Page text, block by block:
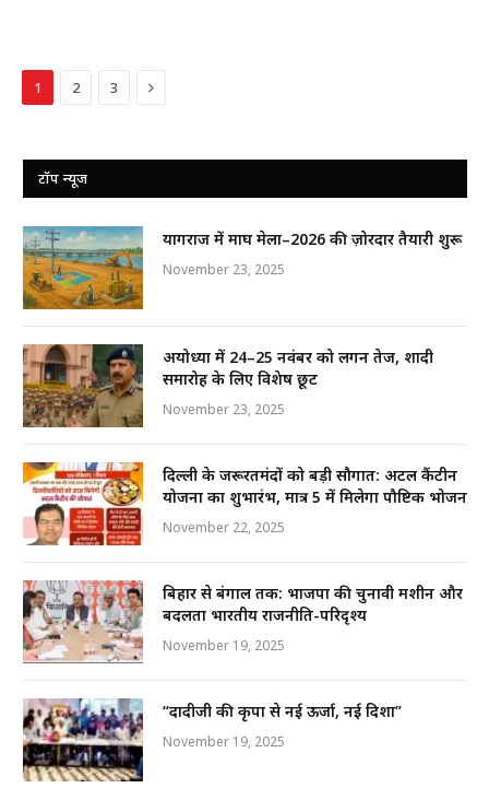
s
p
p
e
o
o
k
e
n
1 2 3 Next
टॉप न्यूज
प्रयागराज में माघ मेला–2026 की ज़ोरदार तैयारी शुरू
November 23, 2025
अयोध्या में 24–25 नवंबर को लगन तेज, शादी
समारोह के लिए विशेष छूट
November 23, 2025
दिल्ली के जरूरतमंदों को बड़ी सौगात: अटल कैंटीन
योजना का शुभारंभ, मात्र ₹5 में मिलेगा पौष्टिक भोजन
November 22, 2025
बिहार से बंगाल तक: भाजपा की चुनावी मशीन और
बदलता भारतीय राजनीति-परिदृश्य
November 19, 2025
“दादीजी की कृपा से नई ऊर्जा, नई दिशा”
November 19, 2025